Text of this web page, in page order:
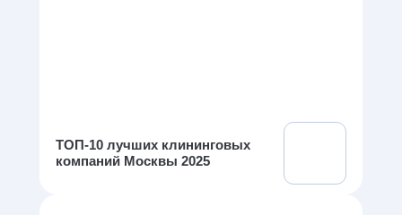
ТОП-10 лучших клининговых
компаний Москвы 2025